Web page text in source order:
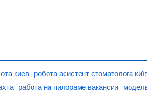
киев
робота асистент стоматолога
работа на пилораме вакансии